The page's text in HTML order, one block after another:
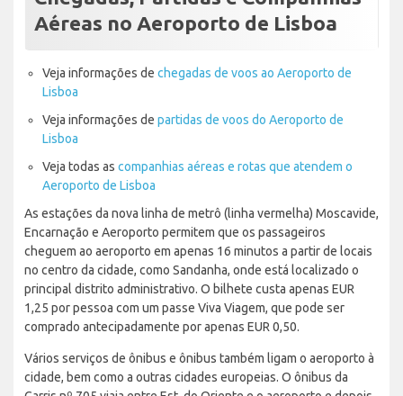
Aéreas no Aeroporto de Lisboa
Veja informações de chegadas de voos ao Aeroporto de
Lisboa
Veja informações de partidas de voos do Aeroporto de
Lisboa
Veja todas as companhias aéreas e rotas que atendem o
Aeroporto de Lisboa
As estações da nova linha de metrô (linha vermelha) Moscavide,
Encarnação e Aeroporto permitem que os passageiros
cheguem ao aeroporto em apenas 16 minutos a partir de locais
no centro da cidade, como Sandanha, onde está localizado o
principal distrito administrativo. O bilhete custa apenas EUR
1,25 por pessoa com um passe Viva Viagem, que pode ser
comprado antecipadamente por apenas EUR 0,50.
Vários serviços de ônibus e ônibus também ligam o aeroporto à
cidade, bem como a outras cidades europeias. O ônibus da